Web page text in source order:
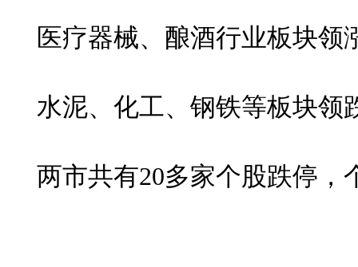
医疗器械、酿酒行业板块领
水泥、化工、钢铁等板块领
两市共有20多家个股跌停，